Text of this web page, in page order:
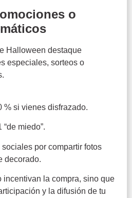
o
Halloween destaque
especiales, sorteos o
% si vienes disfrazado.
miedo”.
por compartir fotos
decorado.
incentivan la compra, sino que
y la difusión de tu